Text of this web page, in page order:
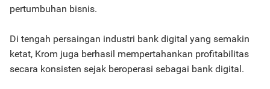
pertumbuhan bisnis.
Di tengah persaingan industri bank digital yang semakin
ketat, Krom juga berhasil mempertahankan profitabilitas
secara konsisten sejak beroperasi sebagai bank digital.